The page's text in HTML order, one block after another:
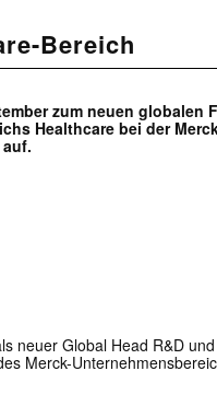
Bereich
zum neuen globalen
Healthcare bei der
neuer Global Head R&D
Merck-